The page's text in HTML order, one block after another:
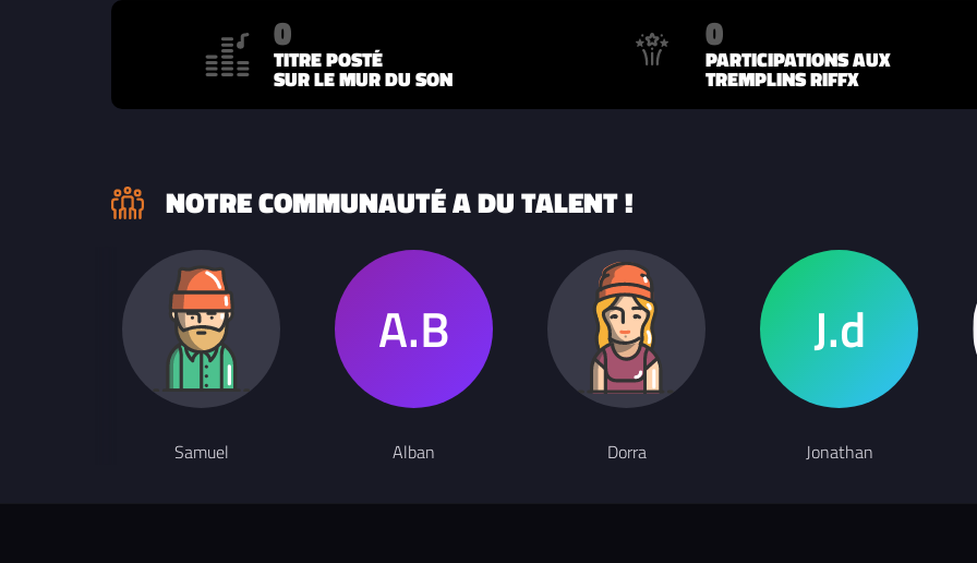
0
TITRE POSTÉ
SUR LE MUR DU SON
0
PARTICIPATIONS AUX
TREMPLINS RIFFX
NOTRE COMMUNAUTÉ A DU TALENT !
Samuel Alban Dorra Jonathan